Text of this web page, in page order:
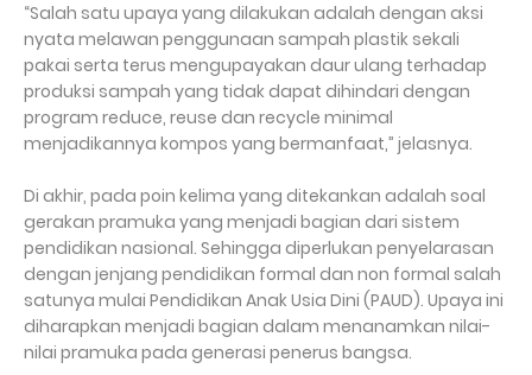
“Salah satu upaya yang dilakukan adalah dengan aksi
nyata melawan penggunaan sampah plastik sekali
pakai serta terus mengupayakan daur ulang terhadap
produksi sampah yang tidak dapat dihindari dengan
program reduce, reuse dan recycle minimal
menjadikannya kompos yang bermanfaat,” jelasnya.
Di akhir, pada poin kelima yang ditekankan adalah soal
gerakan pramuka yang menjadi bagian dari sistem
pendidikan nasional. Sehingga diperlukan penyelarasan
dengan jenjang pendidikan formal dan non formal salah
satunya mulai Pendidikan Anak Usia Dini (PAUD). Upaya ini
diharapkan menjadi bagian dalam menanamkan nilai-
nilai pramuka pada generasi penerus bangsa.